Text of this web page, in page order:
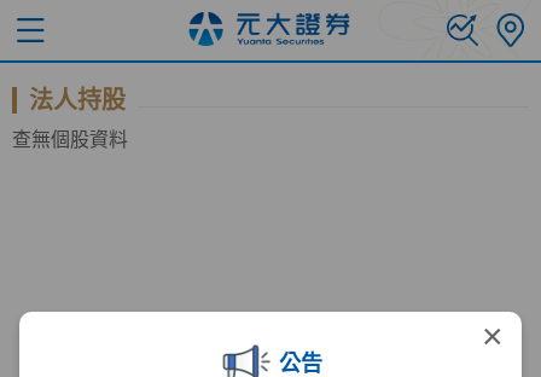
×
公告
法人持股
查無個股資料